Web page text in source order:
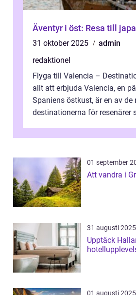
Äventyr i öst: Resa till
31 oktober 2025
admin
redaktionel
Flyga till Valencia –
allt att erbjuda Valencia, en
Spaniens östkust, är en av de
destinationerna för resenärer
01 september
Att vandra i
31 augusti 2025
Upptäck
01 augusti 2025